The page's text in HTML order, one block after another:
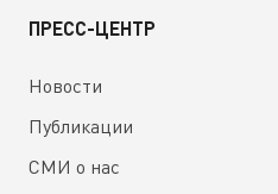
ПРЕСС-ЦЕНТР
Новости
Публикации
СМИ о нас